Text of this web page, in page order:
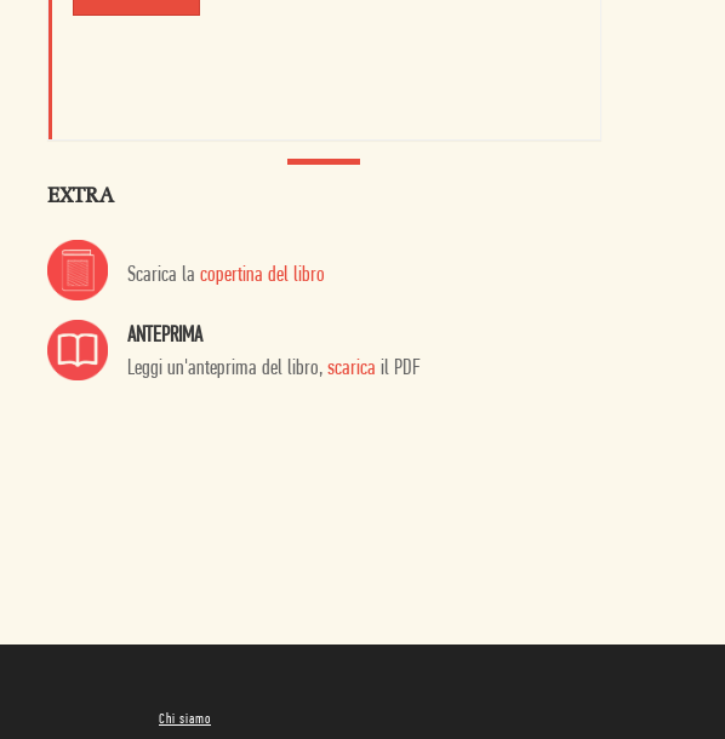
EXTRA
Scarica la copertina del libro
ANTEPRIMA
Leggi un'anteprima del libro, scarica il PDF
Chi siamo